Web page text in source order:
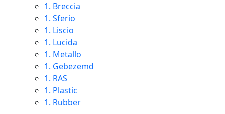
1. Breccia
1. Sferio
1. Liscio
1. Lucida
1. Metallo
1. Gebezemd
1. RAS
1. Plastic
1. Rubber